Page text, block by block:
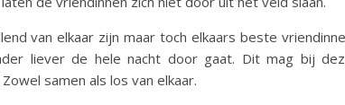
van elkaar zijn maar toch elkaars beste
liever de hele nacht door gaat. Dit mag bij
samen als los van elkaar.